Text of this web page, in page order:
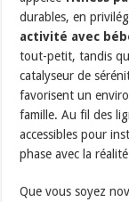
durables, en
activité avec
tout-petit, tandis
catalyseur de
favorisent un
famille. Au fil des
accessibles pour
phase avec la
Que vous soyez